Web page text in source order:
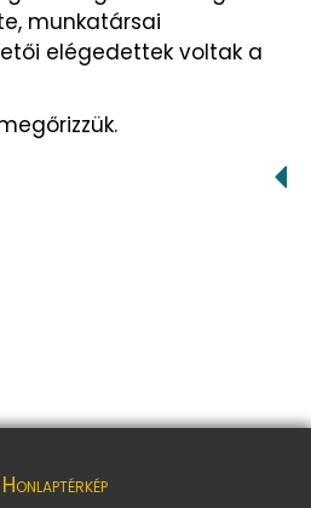
munkatársai
elégedettek voltak a